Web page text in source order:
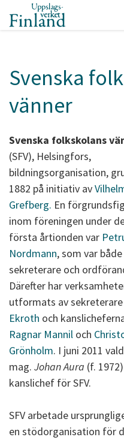
Svenska
vänner
Svenska folkskolans
(SFV), Helsingfors,
bildningsorganisation,
1882 på initiativ av
Grefberg. En
inom föreningen under
första årtionden var
Nordmann, som var både
sekreterare och
Därefter har
utformats av sekreterare
Ekroth och
Ragnar Mannil och
Grönholm. I juni 2011
mag. Johan Aura (f.
kanslichef för SFV.
SFV arbetade
en stödorganisation för